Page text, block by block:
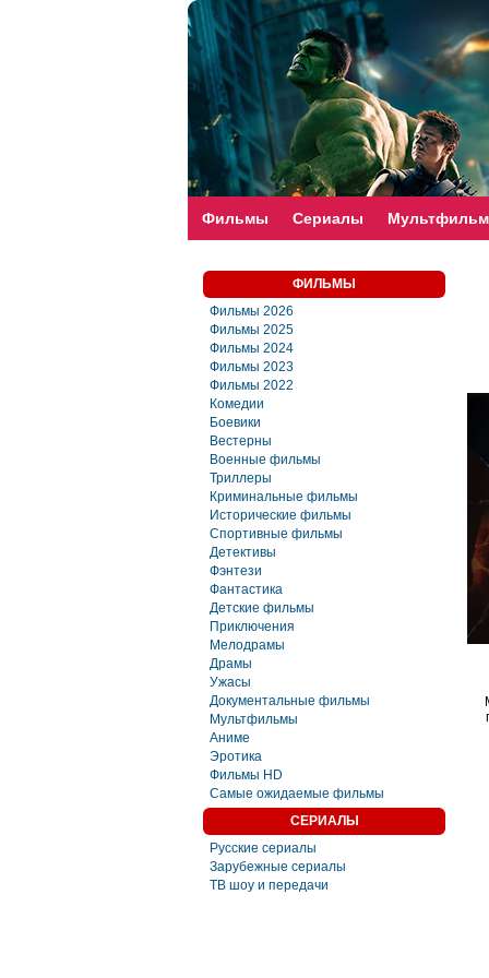
faste-torrent.com
Фильмы Сериалы
ФИЛЬМЫ
Фильмы 2026
Фильмы 2025
Фильмы 2024
Фильмы 2023
Фильмы 2022
Комедии
Боевики
Вестерны
Военные фильмы
Триллеры
Криминальные фильмы
Исторические фильмы
Спортивные фильмы
Детективы
Фэнтези
Фaнтастика
Детские фильмы
Приключения
Мелодрамы
Драмы
Ужасы
Документальные фильмы
Мультфильмы
Аниме
Эротика
Фильмы HD
Самые ожидаемые фильмы
СЕРИАЛЫ
Русские сериалы
Зарубежные сериалы
ТВ шоу и передачи